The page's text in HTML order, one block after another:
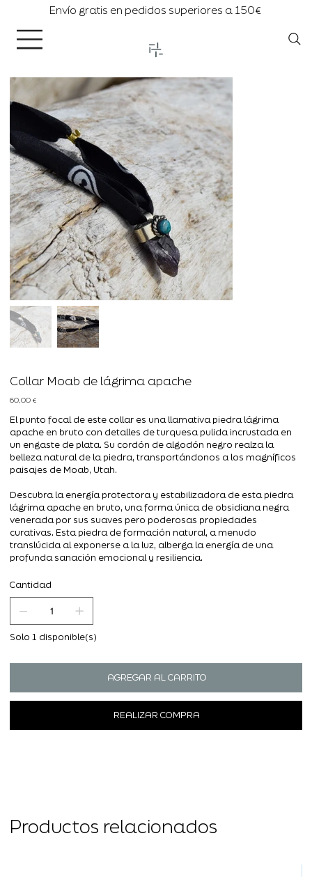
Envío gratis en pedidos superiores a 150€
Collar Moab de lágrima apache
Precio
60,00 €
El punto focal de este collar es una llamativa piedra lágrima
apache en bruto con detalles de turquesa pulida incrustada en
un engaste de plata. Su cordón de algodón negro realza la
belleza natural de la piedra, transportándonos a los magníficos
paisajes de Moab, Utah.
Descubra la energía protectora y estabilizadora de esta piedra
lágrima apache en bruto, una forma única de obsidiana negra
venerada por sus suaves pero poderosas propiedades
curativas. Esta piedra de formación natural, a menudo
translúcida al exponerse a la luz, alberga la energía de una
profunda sanación emocional y resiliencia.
Cantidad
Solo 1 disponible(s)
AGREGAR AL CARRITO
REALIZAR COMPRA
Productos relacionados